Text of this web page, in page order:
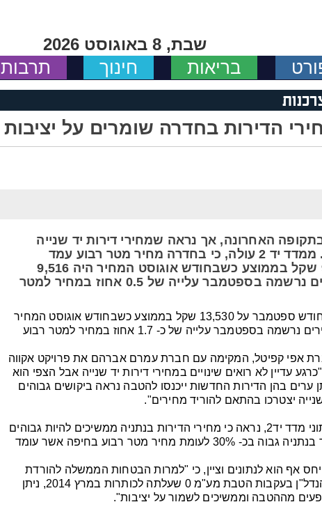
שבת, 8 באוגוסט 2026
בריאות חינוך תרבות
הדירות בחדרה שומרים על יציבות
האחרונה, אך נראה שמחירי דירות יד שנייה
בחדרה שומרים על יציבות. ממדד יד 2 עולה, כי בחדרה מחיר מטר רבוע עמד
בחודש ספטמבר על 9,562 שקל בממוצע כשבחודש אוגוסט המחיר היה 9,516
שקל. בהשוואה בין המחירים נרשמה בספטמבר עלייה של 0.5 אחוז במחיר למטר
מחיר מטר רבוע בנתניה עמד בחודש ספטמבר על 13,530 שקל בממוצע כשבחודש אוגוסט המחיר
היה 13,305. בהשוואה בין המחירים נרשמה בספטמבר עלייה של כ- 1.7 אחוז במחיר למטר רבוע
אפי קפיטל, המקימה עם חברת עמרם אברהם את פרויקט אקווה
עדיין לא רואים שינויים במחירי דירות יד שנייה אבל הצפי הוא
הטבת מע"מ 0 באותן ערים בהן הדירות החדשות ייכנסו להטבה נראה ביקושים גבוהים
יצטרכו בהתאם להוריד מחירים".
לצד היציבות שנרשמה, על פי נתוני מדד יד2, נראה כי מחירי הדירות בנתניה ממשיכים להיות גבוהים
מאוד. לשם ההשוואה מחיר מטר בנתניה גבוה בכ- 30% לעומת מחיר מטר רבוע בחיפה אשר עומד
סמנכ"ל אתר יד2 התייחס אף הוא לנתונים וציין, כי "למרות הבטחות הממשלה להורדת
מחירים ולמרות הקיפאון בשוק הנדל"ן בעקבות הטבת מע"מ 0 שעלתה לכותרות במרץ 2014, ניתן
מההטבה וממשיכים לשמור על יציבות".